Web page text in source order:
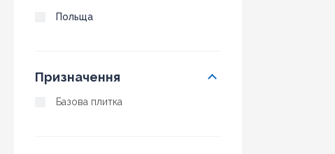
Польща
Призначення
Базова плитка